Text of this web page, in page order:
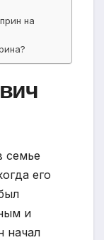
на
семье
его
и
начал